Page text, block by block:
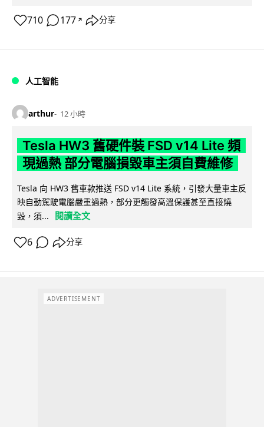
710 177 ↗ 分享
人工智能
arthur 12 小時
Tesla HW3 舊硬件裝 FSD v14 Lite 頻
現過熱 部分電腦損毀車主須自費維修
Tesla 向 HW3 舊車款推送 FSD v14 Lite 系統，引發大量車主反
映自動駕駛電腦嚴重過熱，部分更觸發高溫保護甚至直接燒
毀，須...
閱讀全文
6 分享
ADVERTISEMENT